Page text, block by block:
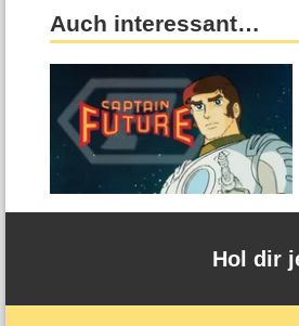
Auch interessant…
Hol dir